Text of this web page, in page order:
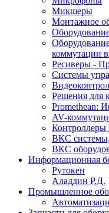
Микшеры
Монтажное
коммутации
Ресиверы -
Системы
Решения для
Promethean:
AV-
Контроллеры
ВКС системы,
ВКС
Информационная
Рутокен
Аладдин Р.Д.
Промышленное